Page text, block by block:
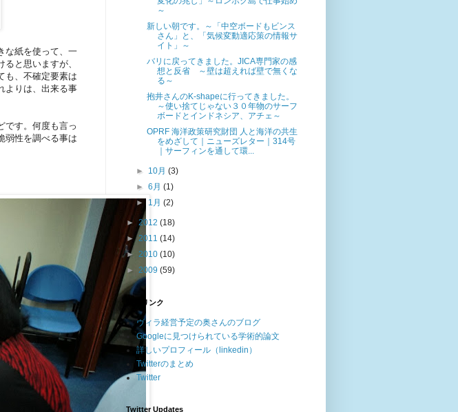
な紙を使って、一
と思いますが、
も、不確定要素は
よりは、出来る事
です。何度も言っ
弱性を調べる事は
～
新しい朝です。～「中空ボードもビンス
さん」と、「気候変動適応策の情報サ
イト」～
バリに戻ってきました。JICA専門家の感
想と反省 ～壁は超えれば壁で無くな
る～
抱井さんのK-shapeに行ってきました。
～使い捨てじゃない３０年物のサーフ
ボードとインドネシア、アチェ～
OPRF 海洋政策研究財団 人と海洋の共生
をめざして｜ニューズレター｜314号
｜サーフィンを通して環...
► 10月(3)
►6月(1)
► 1月(2)
► 2012 (18)
►2011 (14)
► 2010 (10)
► 2009 (59)
関係リンク
ヴィラ経営予定の奥さんのブログ
Googleに見つけられている学術的論文
詳しいプロフィール（linkedin）
Twitterのまとめ
Twitter
Twitter Updates